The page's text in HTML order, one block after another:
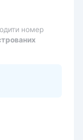
номер